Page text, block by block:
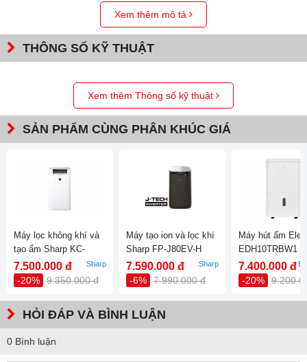
Có
Công suất tiêu
thụ (Cao/Trung
-
Công suất chờ
270
Bình/Thấp)(dB)
Sâu)(mm) của
máy PCI
374 x 250 x 620
Chiều dài dây
(kg) của máy
Xem thêm mô tả
THÔNG SỐ KỸ THUẬT
Xem thêm Thông số kỹ thuật
SẢN PHẨM CÙNG PHÂN KHÚC GIÁ
Máy lọc không khí và
tạo ẩm Sharp KC-
G40EV-W
7.500.000 đ
-20% 9.350.000 đ
Sharp
Máy tạo ion và lọc khí
Sharp FP-J80EV-H
7.590.000 đ
-6% 7.990.000 đ
Sharp
Máy hút ẩm
EDH10TRBW1
7.400.000 đ
-20%
HỎI ĐÁP VÀ BÌNH LUẬN
0 Bình luận